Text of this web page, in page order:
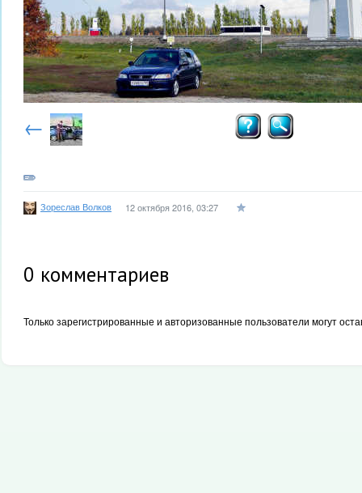
←
Зореслав Волков 12 октября 2016, 03:27
0 комментариев
Только зарегистрированные и авторизованные пользователи могут